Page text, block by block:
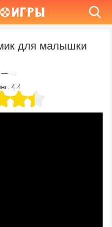
для малышки
—
4.4